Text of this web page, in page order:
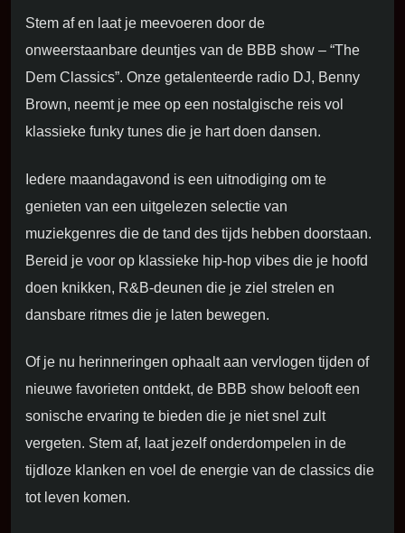
Stem af en laat je meevoeren door de
onweerstaanbare deuntjes van de BBB show – “The
Dem Classics”. Onze getalenteerde radio DJ, Benny
Brown, neemt je mee op een nostalgische reis vol
klassieke funky tunes die je hart doen dansen.
Iedere maandagavond is een uitnodiging om te
genieten van een uitgelezen selectie van
muziekgenres die de tand des tijds hebben doorstaan.
Bereid je voor op klassieke hip-hop vibes die je hoofd
doen knikken, R&B-deunen die je ziel strelen en
dansbare ritmes die je laten bewegen.
Of je nu herinneringen ophaalt aan vervlogen tijden of
nieuwe favorieten ontdekt, de BBB show belooft een
sonische ervaring te bieden die je niet snel zult
vergeten. Stem af, laat jezelf onderdompelen in de
tijdloze klanken en voel de energie van de classics die
tot leven komen.
KLIK OP DE PLAY BUTTON HIERONDER